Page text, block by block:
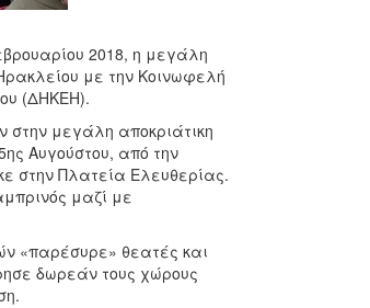
2018, η μεγάλη
με την Κοινωφελή
(ΔΗΚΕΗ).
στην μεγάλη αποκριάτικη
Αυγούστου, από την
στην Πλατεία Ελευθερίας.
μαζί με
«παρέσυρε» θεατές και
δωρεάν τους χώρους